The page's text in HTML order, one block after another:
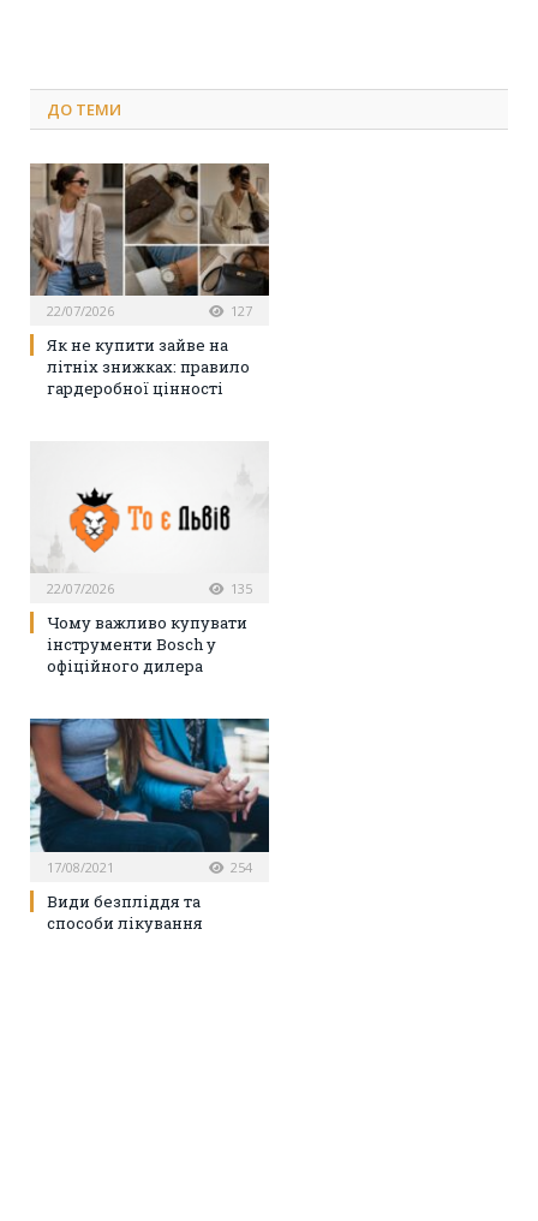
ДО ТЕМИ
22/07/2026 127
Як не купити зайве на
літніх знижках: правило
гардеробної цінності
22/07/2026 135
Чому важливо купувати
інструменти Bosch у
офіційного дилера
17/08/2021 254
Види безпліддя та
способи лікування